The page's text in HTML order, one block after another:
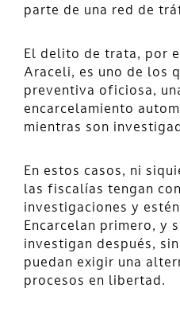
parte de una red de
El delito de trata, por
Araceli, es uno de los
preventiva oficiosa,
encarcelamiento
mientras son
En estos casos, ni
las fiscalías tengan
investigaciones y
Encarcelan primero, y
investigan después,
puedan exigir una
procesos en libertad.